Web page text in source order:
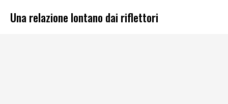
Una relazione lontano dai riflettori